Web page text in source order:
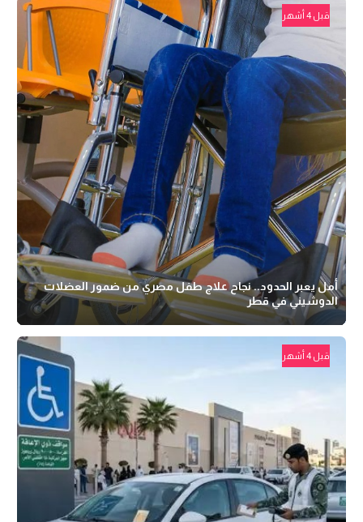
قبل 4 أشهر
أمل يعبر الحدود.. نجاح علاج طفل مصري من ضمور العضلات
الدوشيني في قطر
قبل 4 أشهر